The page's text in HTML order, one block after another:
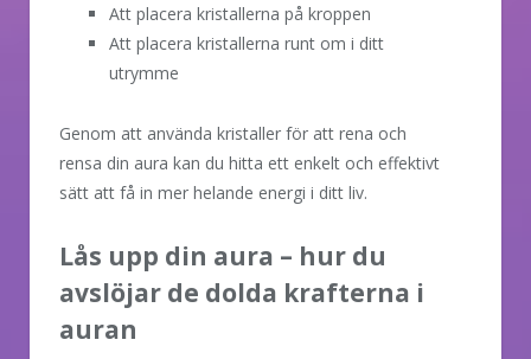
Att placera kristallerna på kroppen
Att placera kristallerna runt om i ditt
utrymme
Genom att använda kristaller för att rena och
rensa din aura kan du hitta ett enkelt och effektivt
sätt att få in mer helande energi i ditt liv.
Lås upp din aura – hur du
avslöjar de dolda krafterna i
auran